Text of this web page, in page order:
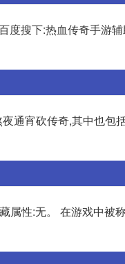
度搜下:热血传奇手游
通宵砍传奇,其中也包
性:无。 在游戏中被称